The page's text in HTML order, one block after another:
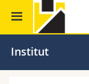
Université
Faculté de droit
Institut